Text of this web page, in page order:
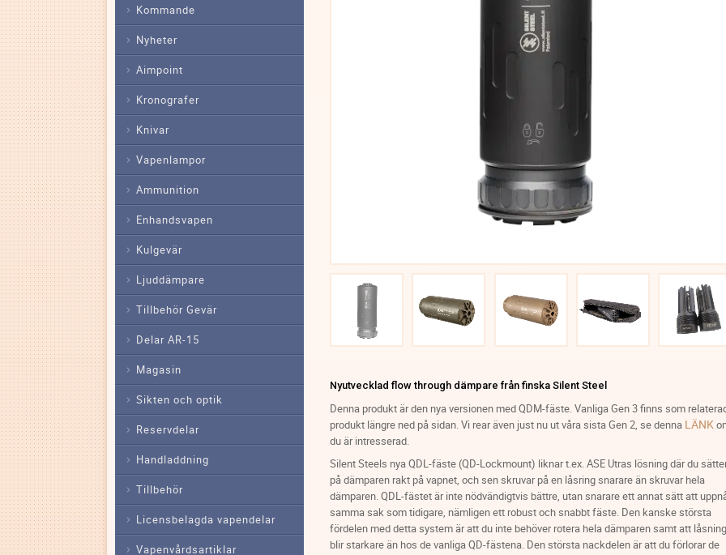
Nyutvecklad flow through dämpare från finska Silent Steel
Denna produkt är den nya versionen med QDM-fäste. Vanliga Gen 3 finns som
produkt längre ned på sidan. Vi rear även just nu ut våra sista Gen 2, se denna LÄNK
du är intresserad.
Silent Steels nya QDL-fäste (QD-Lockmount) liknar t.ex. ASE Utras lösning där du
på dämparen rakt på vapnet, och sen skruvar på en låsring snarare än skruvar hela
dämparen. QDL-fästet är inte nödvändigtvis bättre, utan snarare ett annat sätt att
samma sak som tidigare, nämligen ett robust och snabbt fäste. Den kanske största
fördelen med detta system är att du inte behöver rotera hela dämparen samt att
blir starkare än hos de vanliga QD-fästena. Den största nackdelen är att du förlorar de
Kommande
Nyheter
Aimpoint
Kronografer
Knivar
Vapenlampor
Ammunition
Enhandsvapen
Kulgevär
Ljuddämpare
Tillbehör Gevär
Delar AR-15
Magasin
Sikten och optik
Reservdelar
Handladdning
Tillbehör
Licensbelagda vapendelar
Vapenvårdsartiklar